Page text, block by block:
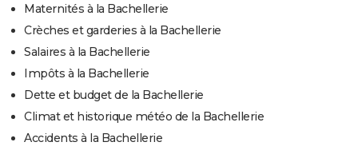
Maternités à la Bachellerie
Crèches et garderies à la Bachellerie
Salaires à la Bachellerie
Impôts à la Bachellerie
Dette et budget de la Bachellerie
Climat et historique météo de la Bachellerie
Accidents à la Bachellerie